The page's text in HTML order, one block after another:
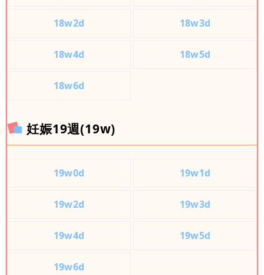
18w2d 18w3d
18w4d 18w5d
18w6d
妊娠19週(19w)
19w0d 19w1d
19w2d 19w3d
19w4d 19w5d
19w6d